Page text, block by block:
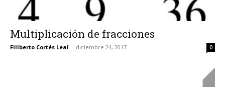
Multiplicación de fracciones
Filiberto Cortés Leal - diciembre 24, 2017 0